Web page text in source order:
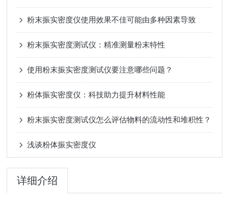
粉末振实密度仪使用效果不佳可能由多种因素导致
粉末振实密度测试仪：精准测量粉末特性
使用粉末振实密度测试仪要注意哪些问题？
粉体振实密度仪：科技助力提升材料性能
粉末振实密度测试仪怎么评估物料的流动性和堆积性？
浅谈粉体振实密度仪
详细介绍